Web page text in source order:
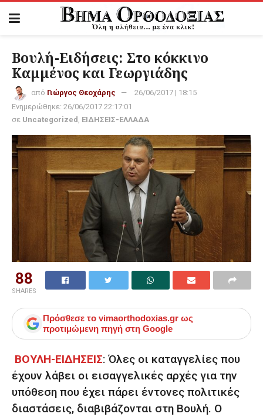
Βουλή-Ειδήσεις: Στο κόκκινο
Καμμένος και Γεωργιάδης
από Γιώργος Θεοχάρης
26/06/2017 | 18:15
Ενημερώθηκε: 26/06/2017 22:17:01
σε Uncategorized , ΕΙΔΗΣΕΙΣ-ΕΛΛΑΔΑ
88
SHARES
Πρόσθεσε το vimaorthodoxias.gr ως
προτιμώμενη πηγή στη Google
ΒΟΥΛΗ-ΕΙΔΗΣΕΙΣ: Όλες οι καταγγελίες που
έχουν λάβει οι εισαγγελικές αρχές για την
υπόθεση που έχει πάρει έντονες πολιτικές
διαστάσεις, διαβιβάζονται στη Βουλή. Ο